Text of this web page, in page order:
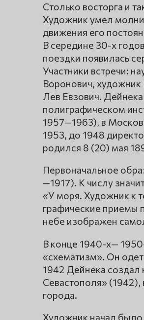
Столько восторга и
Художник умел
движения его
В середине 30-х
поездки появилась
Участники встречи:
Воронович,
Лев Евзович.
полиграфическом
1957—1963), в
1953, до 1948
родился 8 (20) мая
Первоначальное
—1917). К числу
«У моря. Художник к
графические приемы
небе изображен
В конце 1940-х—
«схематизм». Он
1942 Дейнека
Севастополя»
города.
Художник начал было